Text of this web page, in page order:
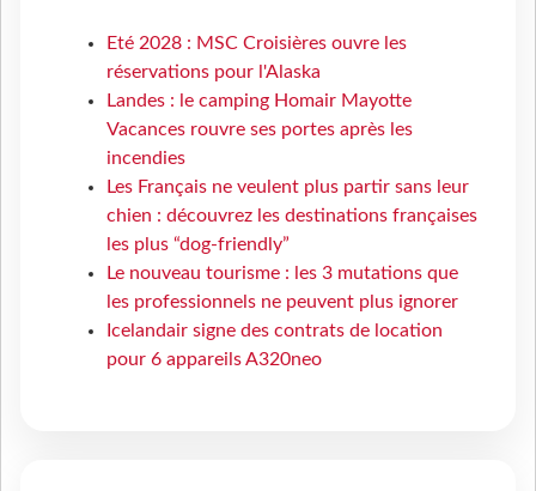
Eté 2028 : MSC Croisières ouvre les
réservations pour l'Alaska
Landes : le camping Homair Mayotte
Vacances rouvre ses portes après les
incendies
Les Français ne veulent plus partir sans leur
chien : découvrez les destinations françaises
les plus “dog-friendly”
Le nouveau tourisme : les 3 mutations que
les professionnels ne peuvent plus ignorer
Icelandair signe des contrats de location
pour 6 appareils A320neo